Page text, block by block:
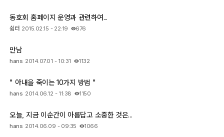
동호회 홈페이지 운영과 관련하여...
쉼터 2015.02.15 - 22:19 676
만남
hans 2014.07.01 - 10:31 1132
" 아내을 죽이는 10가지 방법 "
hans 2014.06.12 - 11:38 1150
오늘, 지금 이순간이 아름답고 소중한 것은...
hans 2014.06.09 - 09:35 1066